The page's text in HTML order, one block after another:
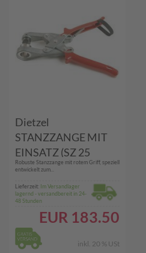
Dietzel
STANZZANGE MIT
EINSATZ (SZ 25
UNIVOLT)
Robuste Stanzzange mit rotem Griff, speziell
entwickelt zum...
Lieferzeit: Im Versandlager
lagernd - versandbereit in 24-
48 Stunden
EUR 183.50
inkl. 20 % USt